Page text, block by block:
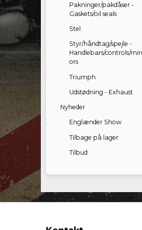
Pakninger/pakdåser -
Gaskets/oil seals
Stel
Styr/håndtag/spejle -
Handlebars/controls/
ors
Triumph
Udstødning - Exhaust
Nyheder
Englænder Show
Tilbage på lager
Tilbud